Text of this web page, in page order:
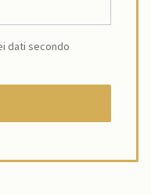
dati secondo